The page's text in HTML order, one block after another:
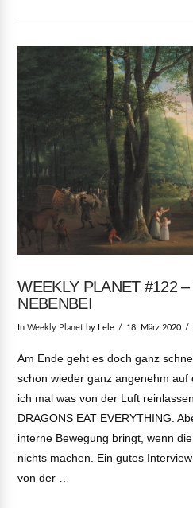
VIEW
WEEKLY PLANET #122
NEBENBEI
InWeekly Planet by Lele 18. März 2020
Am Ende geht es doch ganz
schon wieder ganz angenehm auf
ich mal was von der Luft
DRAGONS EAT EVERYTHING.
interne Bewegung bringt, wenn
nichts machen. Ein gutes
von der …